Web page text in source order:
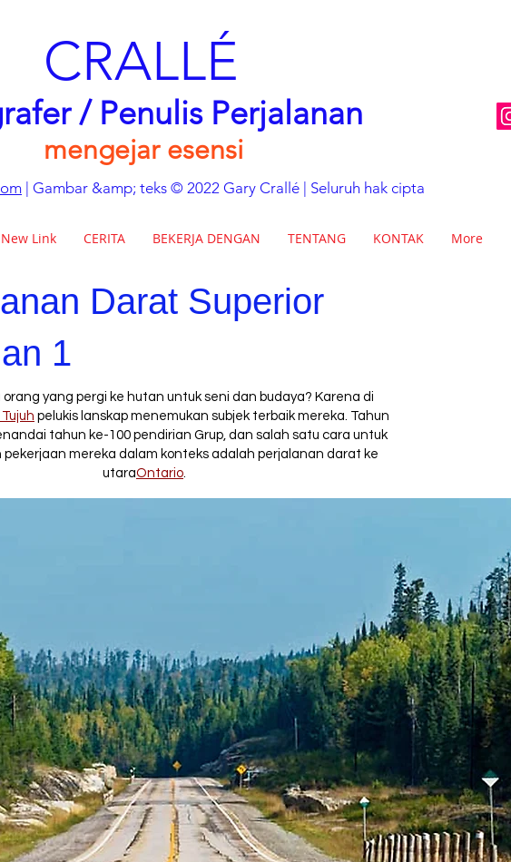
CRALLÉ
/ Penulis Perjalanan
mengejar esensi
| Gambar &amp; teks © 2022 Gary Crallé | Seluruh hak cipta
New Link CERITA BEKERJA DENGAN TENTANG KONTAK More
Darat Superior
1
yang pergi ke hutan untuk seni dan budaya? Karena di
pelukis lanskap menemukan subjek terbaik mereka. Tahun
tahun ke-100 pendirian Grup, dan salah satu cara untuk
mereka dalam konteks adalah perjalanan darat ke
utaraOntario.